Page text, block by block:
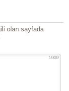
olan sayfada
1000